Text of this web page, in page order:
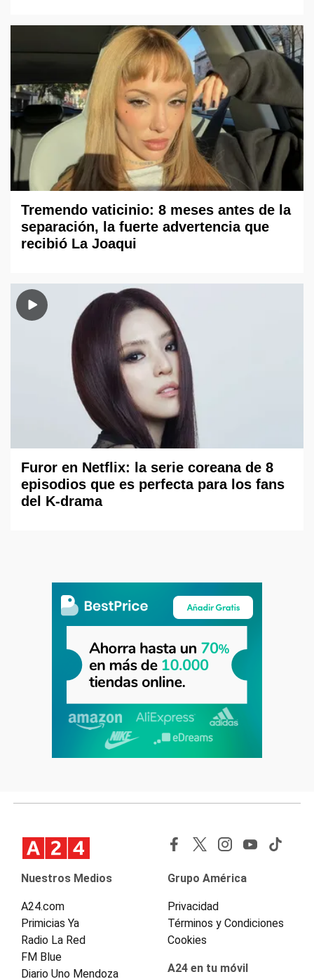
Tremendo vaticinio: 8 meses antes de la
separación, la fuerte advertencia que
recibió La Joaqui
Furor en Netflix: la serie coreana de 8
episodios que es perfecta para los fans
del K-drama
Nuestros Medios
A24.com
Primicias Ya
Radio La Red
FM Blue
Diario Uno Mendoza
Grupo América
Privacidad
Términos y Condiciones
Cookies
A24 en tu móvil